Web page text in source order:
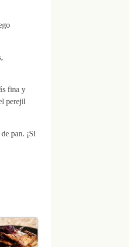
fina y
perejil
pan. ¡Si